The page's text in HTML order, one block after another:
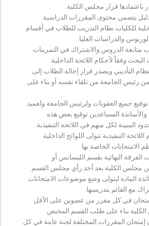
قرار مجلس الكلية.
يتضمن محتوى المقررات الدراسية.
للكليات نظام التدريب للطلاب في أقسام
والدراسات العليا.
متابعة الدروس والاشتراك في التمرينات
البحث وفقاً لأحكام اللائحة الداخلية.
التأديبي ويصدر قرار إحالة الطلاب إلى
رئيس الجامعة من تلقاء نفسه أو بناء على
جميع العقوبات ولرئيس الجامعة ولعميد
والأساتذة المساعدين توقيع بعض هذه
المبينة لكل منهم في اللائحة التنفيذية.
التنفيذية تتولى اللوائح الداخلية
الامتحانات الخاصة بها.
الفرقة النهائية بقسم الليسانس أو
مجلس الكلية بعد أخذ رأي مجلس القسم
المادة ليتولى وضع موضوعات الامتحانات
مع القائم بتدريسها.
في كل مقرر من عضوين على الأقل
بناء على طلب القسم المختص.
إمتحان المقررات المختلفة لجنة عامة في كل